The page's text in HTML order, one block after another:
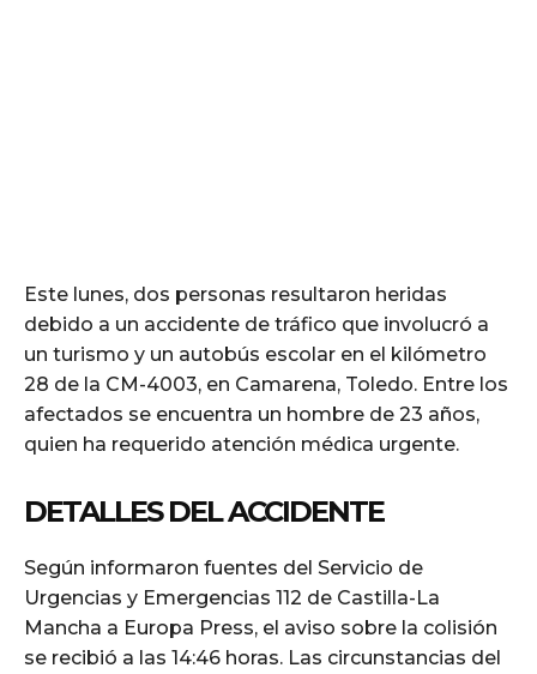
Este lunes, dos personas resultaron heridas
debido a un accidente de tráfico que involucró a
un turismo y un autobús escolar en el kilómetro
28 de la CM-4003, en Camarena, Toledo. Entre los
afectados se encuentra un hombre de 23 años,
quien ha requerido atención médica urgente.
DETALLES DEL ACCIDENTE
Según informaron fuentes del Servicio de
Urgencias y Emergencias 112 de Castilla-La
Mancha a Europa Press, el aviso sobre la colisión
se recibió a las 14:46 horas. Las circunstancias del